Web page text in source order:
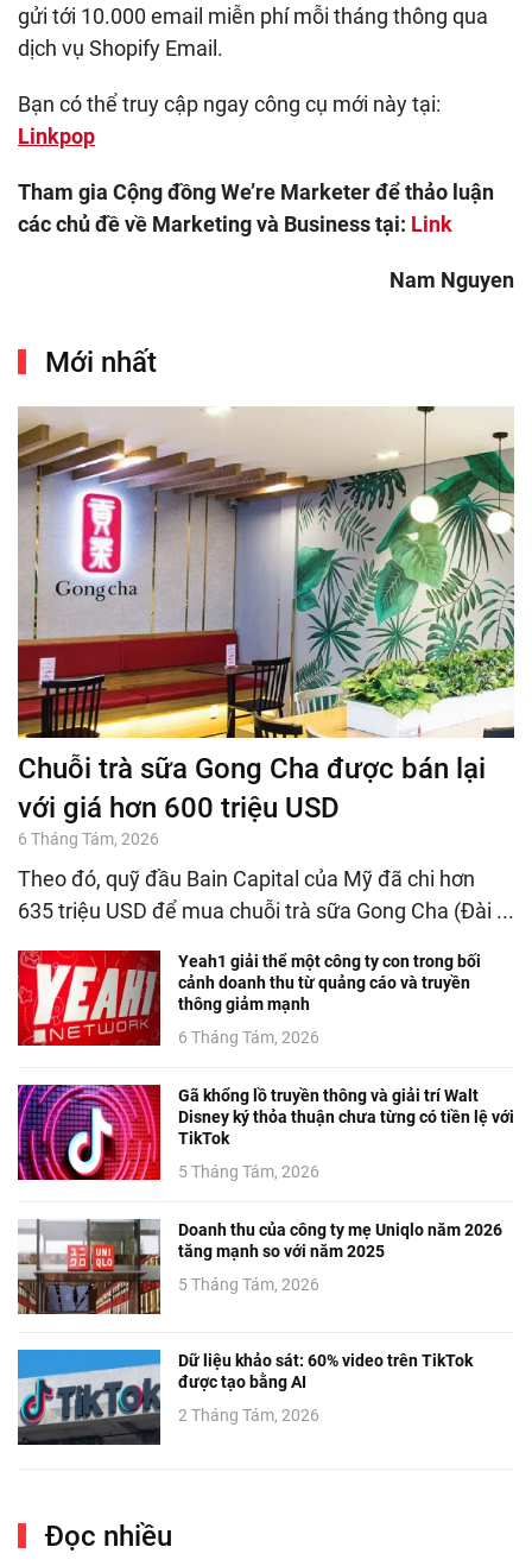
gửi tới 10.000 email miễn phí mỗi tháng thông qua
dịch vụ Shopify Email.
Bạn có thể truy cập ngay công cụ mới này tại:
Linkpop
Tham gia Cộng đồng We’re Marketer để thảo luận
các chủ đề về Marketing và Business tại: Link
Nam Nguyen
Mới nhất
Chuỗi trà sữa Gong Cha được bán lại
với giá hơn 600 triệu USD
6 Tháng Tám, 2026
Theo đó, quỹ đầu Bain Capital của Mỹ đã chi hơn
635 triệu USD để mua chuỗi trà sữa Gong Cha (Đài ...
Yeah1 giải thể một công ty con trong bối
cảnh doanh thu từ quảng cáo và truyền
thông giảm mạnh
6 Tháng Tám, 2026
Gã khổng lồ truyền thông và giải trí Walt
Disney ký thỏa thuận chưa từng có tiền lệ với
TikTok
5 Tháng Tám, 2026
Doanh thu của công ty mẹ Uniqlo năm 2026
tăng mạnh so với năm 2025
5 Tháng Tám, 2026
Dữ liệu khảo sát: 60% video trên TikTok
được tạo bằng AI
2 Tháng Tám, 2026
Đọc nhiều